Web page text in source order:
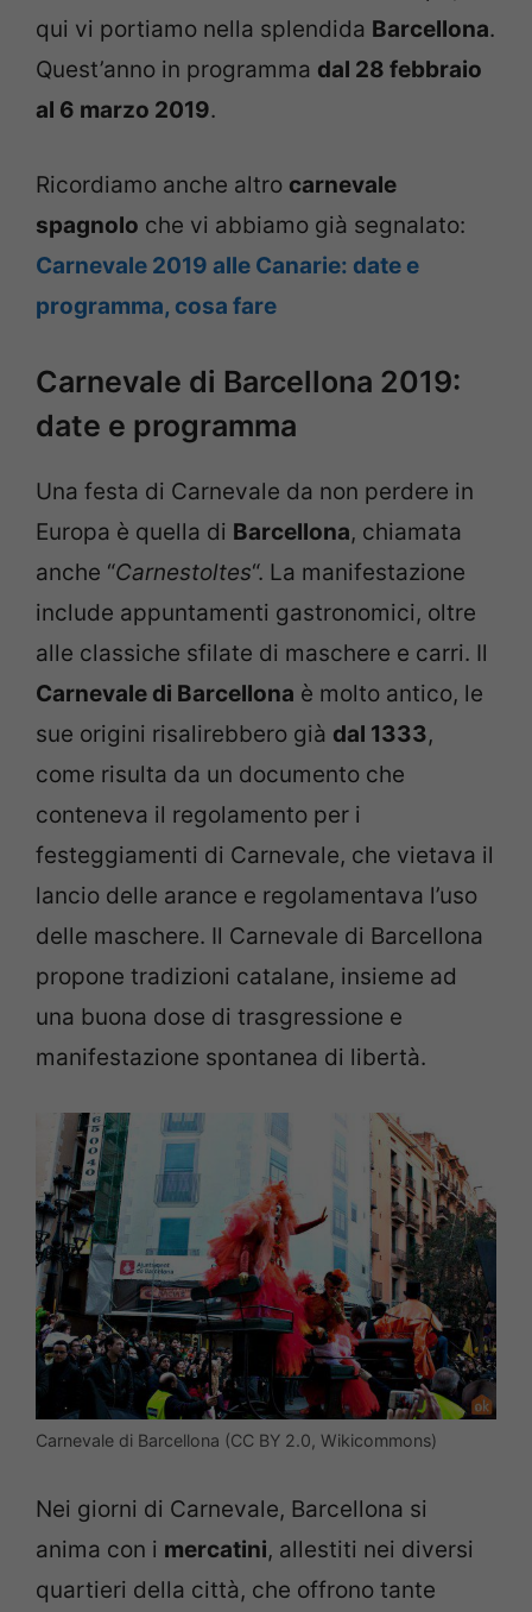
qui vi portiamo nella splendida Barcellona.
Quest’anno in programma dal 28 febbraio
al 6 marzo 2019.
Ricordiamo anche altro carnevale
spagnolo che vi abbiamo già segnalato:
Carnevale 2019 alle Canarie: date e
programma, cosa fare
Carnevale di Barcellona 2019:
date e programma
Una festa di Carnevale da non perdere in
Europa è quella di Barcellona, chiamata
anche “Carnestoltes“. La manifestazione
include appuntamenti gastronomici, oltre
alle classiche sfilate di maschere e carri. Il
Carnevale di Barcellona è molto antico, le
sue origini risalirebbero già dal 1333,
come risulta da un documento che
conteneva il regolamento per i
festeggiamenti di Carnevale, che vietava il
lancio delle arance e regolamentava l’uso
delle maschere. Il Carnevale di Barcellona
propone tradizioni catalane, insieme ad
una buona dose di trasgressione e
manifestazione spontanea di libertà.
Carnevale di Barcellona (CC BY 2.0, Wikicommons)
Nei giorni di Carnevale, Barcellona si
anima con i mercatini, allestiti nei diversi
quartieri della città, che offrono tante